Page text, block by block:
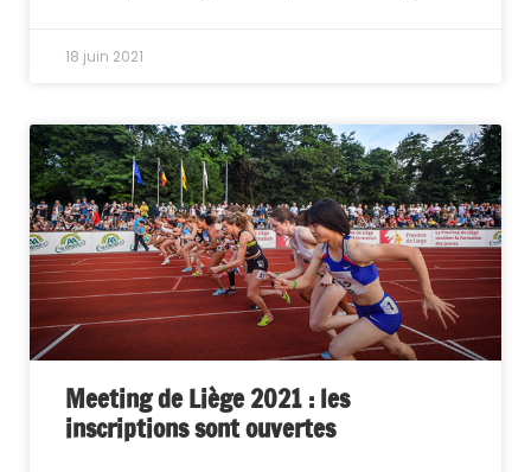
18 juin 2021
Meeting de Liège 2021 : les
inscriptions sont ouvertes